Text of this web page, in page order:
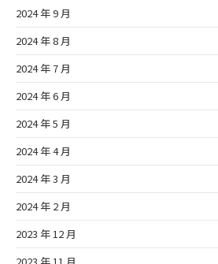
2024 年 9 月
2024 年 8 月
2024 年 7 月
2024 年 6 月
2024 年 5 月
2024 年 4 月
2024 年 3 月
2024 年 2 月
2023 年 12 月